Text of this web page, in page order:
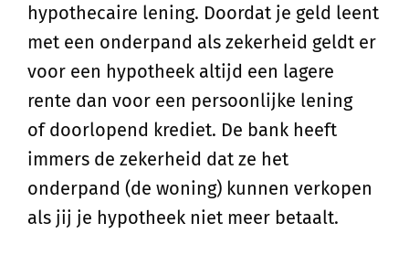
hypothecaire lening. Doordat je geld leent
met een onderpand als zekerheid geldt er
voor een hypotheek altijd een lagere
rente dan voor een persoonlijke lening
of doorlopend krediet. De bank heeft
immers de zekerheid dat ze het
onderpand (de woning) kunnen verkopen
als jij je hypotheek niet meer betaalt.